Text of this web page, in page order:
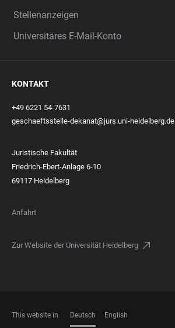
Stellenanzeigen
Universitäres E-Mail-Konto
KONTAKT
+49 6221 54-7631
geschaeftsstelle-dekanat@jurs.uni-heidelberg.de
Juristische Fakultät
Friedrich-Ebert-Anlage 6-10
69117 Heidelberg
Anfahrt
Zur Website der Universität Heidelberg
This website in Deutsch English